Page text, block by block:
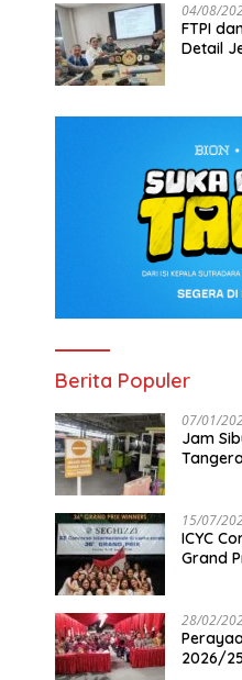
04/08/
FTPI
Detail
Berita Populer
07/01/
Jam
15/07/
ICYC
Grand
28/02/
2026/